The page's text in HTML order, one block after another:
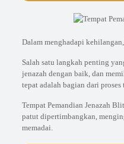
Dalam menghadapi
Salah satu langkah penting
jenazah dengan baik, dan
tepat adalah bagian dari proses
Tempat Pemandian Jenazah
patut dipertimbangkan,
memadai.